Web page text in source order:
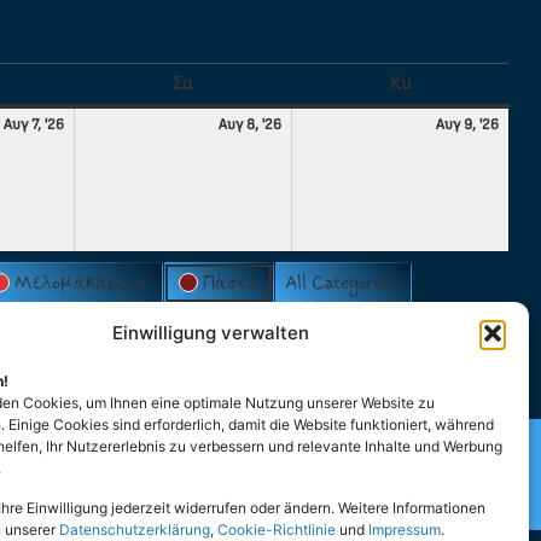
Einwilligung verwalten
Cookies, um Ihnen eine optimale Nutzung unserer Website zu
Einige Cookies sind erforderlich, damit die Website funktioniert, während
Ihr Nutzererlebnis zu verbessern und relevante Inhalte und Werbung
Einwilligung jederzeit widerrufen oder ändern. Weitere Informationen
unserer Datenschutzerklärung, Cookie-Richtlinie und Impressum.
Σα Κυ
Αυγ 7, '26 Αυγ 8, '26 Αυγ 9, '26
Μελομακάρονα Πάσχα All Categories
Hellenen und Hellasfreunde